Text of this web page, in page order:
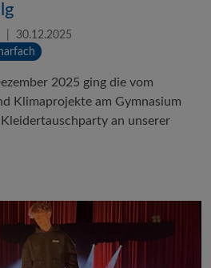
30.12.2025
2025 ging die vom
Klimaprojekte am Gymnasium
an unserer